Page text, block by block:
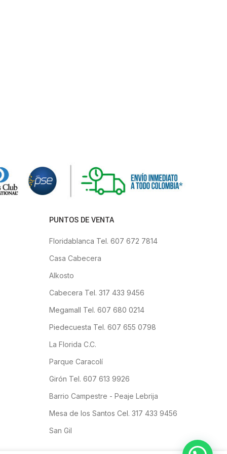
PUNTOS DE VENTA
Floridablanca Tel. 607 672 7814
Casa Cabecera
Alkosto
Cabecera Tel. 317 433 9456
Megamall Tel. 607 680 0214
Piedecuesta Tel. 607 655 0798
La Florida C.C.
Parque Caracolí
Girón Tel. 607 613 9926
Barrio Campestre - Peaje Lebrija
Mesa de los Santos Cel. 317 433 9456
San Gil